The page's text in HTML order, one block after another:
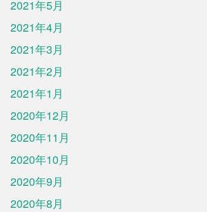
2021年5月
2021年4月
2021年3月
2021年2月
2021年1月
2020年12月
2020年11月
2020年10月
2020年9月
2020年8月